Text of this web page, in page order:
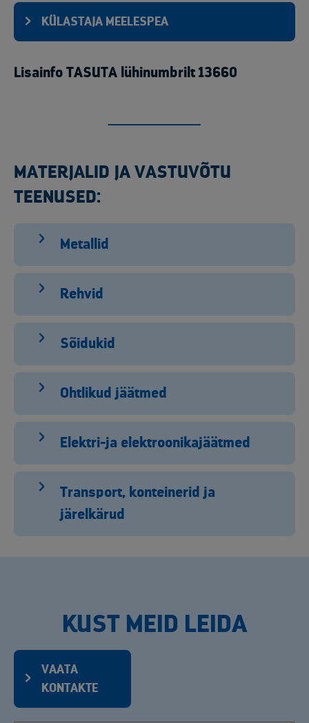
KÜLASTAJA MEELESPEA
Lisainfo TASUTA lühinumbrilt 13660
MATERJALID JA VASTUVÕTU
TEENUSED:
Metallid
Rehvid
Sõidukid
Ohtlikud jäätmed
Elektri-ja elektroonikajäätmed
Transport, konteinerid ja
järelkärud
KUST MEID LEIDA
VAATA
KONTAKTE